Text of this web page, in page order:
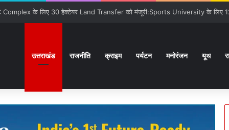
से कराया वाकिफ:32 देशों के Students पहली मुलाक़ात के बावजूद आपस में खुल के
उत्तराखंड राजनीति क्राइम पर्यटन मनोरंजन यूथ